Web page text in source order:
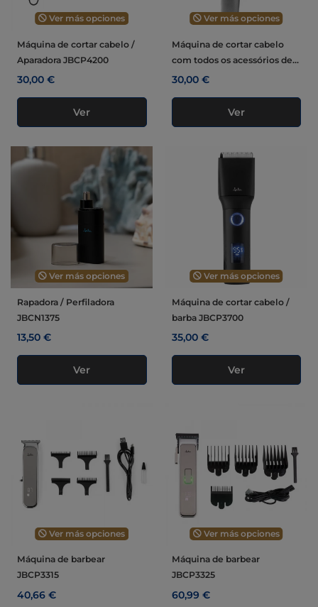
Ver más opciones
Máquina de cortar cabelo /
Aparadora JBCP4200
30,00 €
Ver
Ver más opciones
Máquina de cortar cabelo
com todos os acessórios de...
30,00 €
Ver
Ver más opciones
Rapadora / Perfiladora
JBCN1375
13,50 €
Ver
Ver más opciones
Máquina de cortar cabelo /
barba JBCP3700
35,00 €
Ver
Ver más opciones
Máquina de barbear
JBCP3315
40,66 €
Ver más opciones
Máquina de barbear
JBCP3325
60,99 €